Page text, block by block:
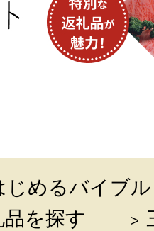
じめるバイブル
を探す